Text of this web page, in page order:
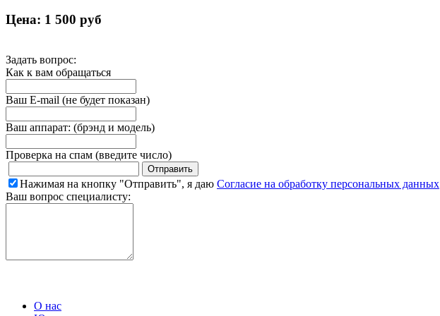
Цена: 1 500 руб
Задать вопрос:
Как к вам обращаться
Ваш E-mail (не будет показан)
Ваш аппарат: (брэнд и модель)
Проверка на спам (введите число)
Нажимая на кнопку "Отправить", я даю Согласие на обработку персональных данных
Ваш вопрос специалисту:
О нас